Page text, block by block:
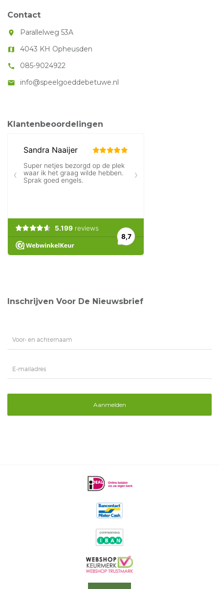
Contact
room Parallelweg 53A
map 4043 KH Opheusden
call 085-9024922
mail info@speelgoeddebetuwe.nl
Klantenbeoordelingen
Inschrijven Voor De Nieuwsbrief
Aanmelden